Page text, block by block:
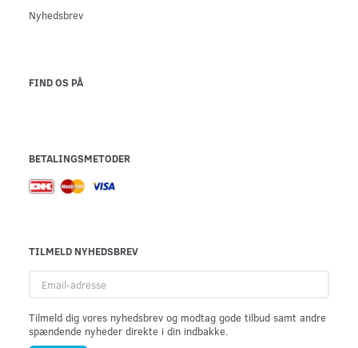
Nyhedsbrev
FIND OS PÅ
BETALINGSMETODER
TILMELD NYHEDSBREV
adresse
Tilmeld dig vores nyhedsbrev og modtag gode tilbud samt andre
spændende nyheder direkte i din indbakke.